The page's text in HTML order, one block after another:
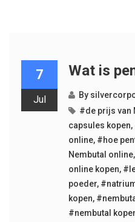
7
Jul
Wat is
By
#de prijs van
capsules kopen,
online, #hoe
Nembutal online,
online kopen,
poeder,
kopen,
#nembutal